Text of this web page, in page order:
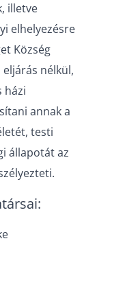
illetve
elhelyezésre
Község
nélkül,
házi
annak a
testi
állapotát az